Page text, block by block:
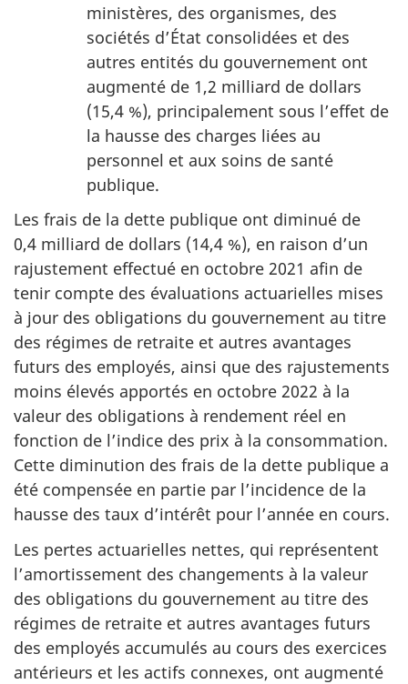
ministères, des organismes, des
sociétés d’État consolidées et des
autres entités du gouvernement ont
augmenté de 1,2 milliard de dollars
(15,4 %), principalement sous l’effet de
la hausse des charges liées au
personnel et aux soins de santé
publique.
Les frais de la dette publique ont diminué de
0,4 milliard de dollars (14,4 %), en raison d’un
rajustement effectué en octobre 2021 afin de
tenir compte des évaluations actuarielles mises
à jour des obligations du gouvernement au titre
des régimes de retraite et autres avantages
futurs des employés, ainsi que des rajustements
moins élevés apportés en octobre 2022 à la
valeur des obligations à rendement réel en
fonction de l’indice des prix à la consommation.
Cette diminution des frais de la dette publique a
été compensée en partie par l’incidence de la
hausse des taux d’intérêt pour l’année en cours.
Les pertes actuarielles nettes, qui représentent
l’amortissement des changements à la valeur
des obligations du gouvernement au titre des
régimes de retraite et autres avantages futurs
des employés accumulés au cours des exercices
antérieurs et les actifs connexes, ont augmenté